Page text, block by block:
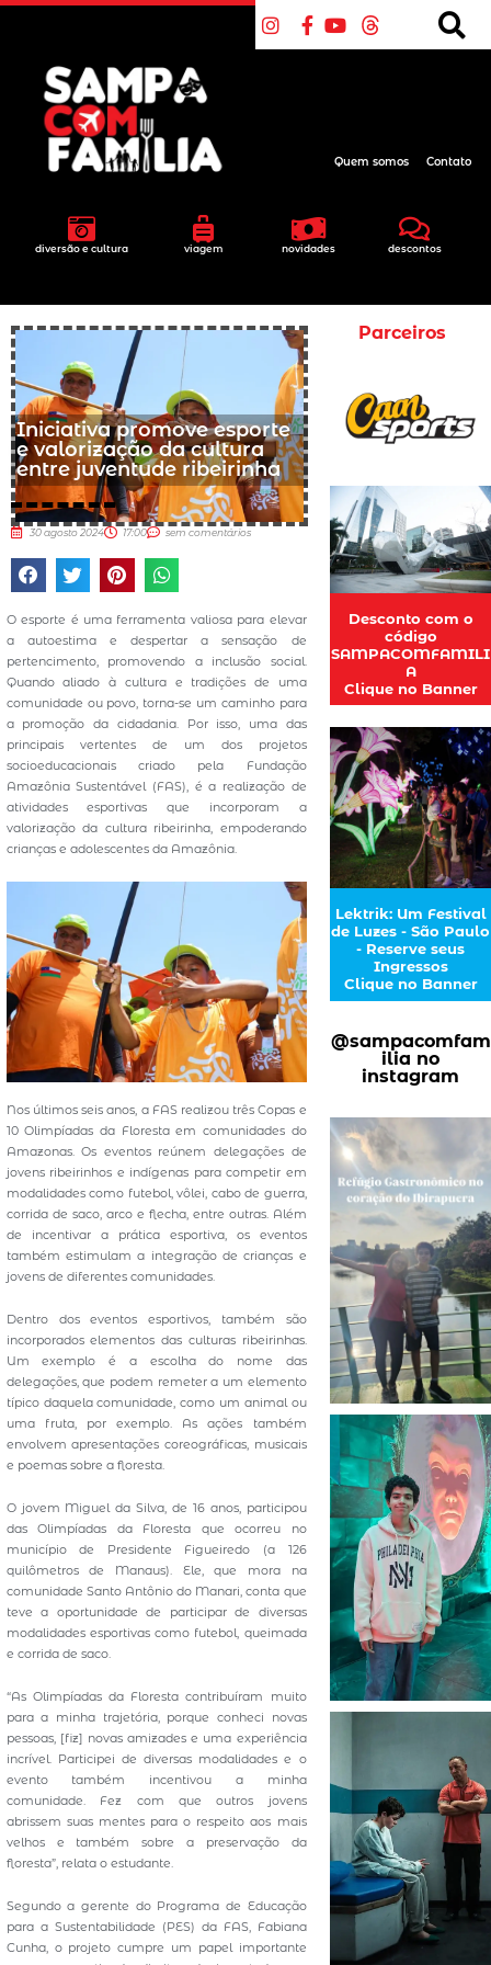
diversão e cultura viagem novidades descontos
Quem somos Contato
Iniciativa promove esporte
e valorização da cultura
entre juventude ribeirinha
30 agosto 2024 17:00 sem comentários
O esporte é uma ferramenta valiosa para elevar
a autoestima e despertar a sensação de
pertencimento, promovendo a inclusão social.
Quando aliado à cultura e tradições de uma
comunidade ou povo, torna-se um caminho para
a promoção da cidadania. Por isso, uma das
principais vertentes de um dos projetos
socioeducacionais criado pela Fundação
Amazônia Sustentável (FAS), é a realização de
atividades esportivas que incorporam a
valorização da cultura ribeirinha, empoderando
crianças e adolescentes da Amazônia.
Nos últimos seis anos, a FAS realizou três Copas e
10 Olimpíadas da Floresta em comunidades do
Amazonas. Os eventos reúnem delegações de
jovens ribeirinhos e indígenas para competir em
modalidades como futebol, vôlei, cabo de guerra,
corrida de saco, arco e flecha, entre outras. Além
de incentivar a prática esportiva, os eventos
também estimulam a integração de crianças e
jovens de diferentes comunidades.
Dentro dos eventos esportivos, também são
incorporados elementos das culturas ribeirinhas.
Um exemplo é a escolha do nome das
delegações, que podem remeter a um elemento
típico daquela comunidade, como um animal ou
uma fruta, por exemplo. As ações também
envolvem apresentações coreográficas, musicais
e poemas sobre a floresta.
O jovem Miguel da Silva, de 16 anos, participou
das Olimpíadas da Floresta que ocorreu no
município de Presidente Figueiredo (a 126
quilômetros de Manaus). Ele, que mora na
comunidade Santo Antônio do Manari, conta que
teve a oportunidade de participar de diversas
modalidades esportivas como futebol, queimada
e corrida de saco.
“As Olimpíadas da Floresta contribuíram muito
para a minha trajetória, porque conheci novas
pessoas, [fiz] novas amizades e uma experiência
incrível. Participei de diversas modalidades e o
evento também incentivou a minha
comunidade. Fez com que outros jovens
abrissem suas mentes para o respeito aos mais
velhos e também sobre a preservação da
floresta”, relata o estudante.
Segundo a gerente do Programa de Educação
para a Sustentabilidade (PES) da FAS, Fabiana
Cunha, o projeto cumpre um papel importante
Parceiros
Desconto com o
código
SAMPACOMFAMILI
A
Clique no Banner
Lektrik: Um Festival
de Luzes - São Paulo
- Reserve seus
Ingressos
Clique no Banner
@sampacomfam
ilia no
instagram